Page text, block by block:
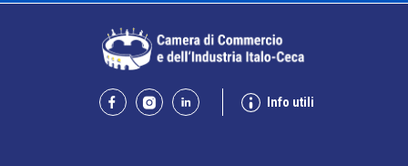
Info utili